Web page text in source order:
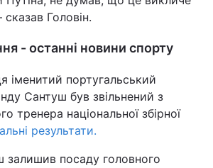
Головін.
- останні новини спорту
іменитий португальський
Сантуш був звільнений з
тренера національної збірної
результати.
посаду головного